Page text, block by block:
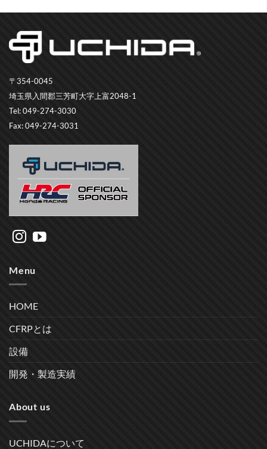
〒354-0045
埼玉県入間郡三芳町大字上富2048-1
Tel: 049-274-3030
Fax: 049-274-3031
Menu
HOME
CFRPとは
設備
開発・製造実績
About us
UCHIDAについて